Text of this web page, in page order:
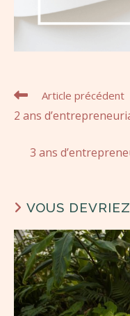
Article précédent
2 ans
3 ans
VOUS